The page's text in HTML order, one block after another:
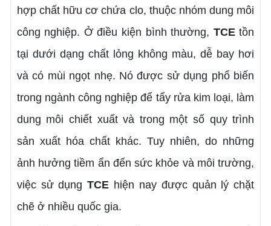
hợp chất hữu cơ chứa clo, thuộc nhóm dung môi
công nghiệp. Ở điều kiện bình thường, TCEtồn
tại dưới dạng chất lỏng không màu, dễ bay hơi
và có mùi ngọt nhẹ. Nó được sử dụng phổ biến
trong ngành công nghiệp để tẩy rửa kim loại, làm
dung môi chiết xuất và trong một số quy trình
sản xuất hóa chất khác. Tuy nhiên, do những
ảnh hưởng tiềm ẩn đến sức khỏe và môi trường,
việc sử dụngTCE hiện nay được quản lý chặt
chẽ ở nhiều quốc gia.